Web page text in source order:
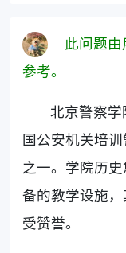
此问题由
参考。
北京警察
国公安机关培
之一。学院历
备的教学设施
受赞誉。